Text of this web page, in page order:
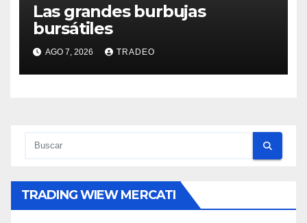
Las grandes burbujas
bursátiles
AGO 7, 2026 TRADEO
TRADING WIEW MERCATI